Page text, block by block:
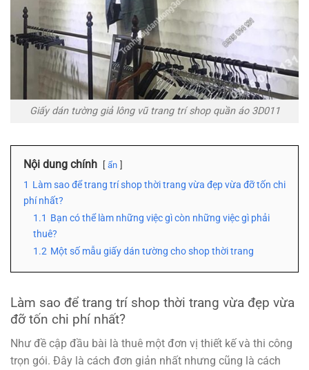
Giấy dán tường giả lông vũ trang trí shop quần áo 3D011
Nội dung chính ẩn
1 Làm sao để trang trí shop thời trang vừa đẹp vừa đỡ tốn chi
phí nhất?
1.1 Bạn có thể làm những việc gì còn những việc gì phải
thuê?
1.2 Một số mẫu giấy dán tường cho shop thời trang
Làm sao để trang trí shop thời trang vừa đẹp vừa
đỡ tốn chi phí nhất?
Như đề cập đầu bài là thuê một đơn vị thiết kế và thi công
trọn gói. Đây là cách đơn giản nhất nhưng cũng là cách